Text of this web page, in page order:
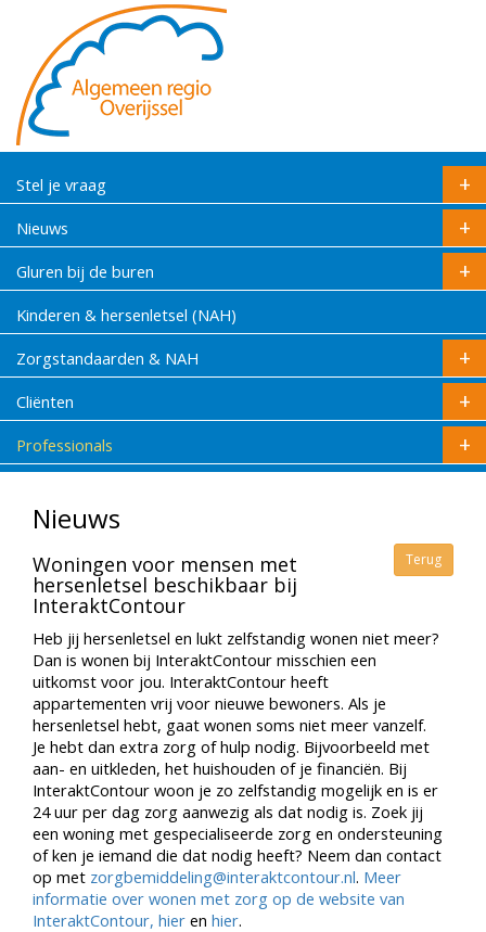
Stel je vraag
Nieuws
Gluren bij de buren
Kinderen & hersenletsel (NAH)
Zorgstandaarden & NAH
Cliënten
Professionals
Nieuws
Terug
Woningen voor mensen met
hersenletsel beschikbaar bij
InteraktContour
Heb jij hersenletsel en lukt zelfstandig wonen niet meer?
Dan is wonen bij InteraktContour misschien een
uitkomst voor jou. InteraktContour heeft
appartementen vrij voor nieuwe bewoners. Als je
hersenletsel hebt, gaat wonen soms niet meer vanzelf.
Je hebt dan extra zorg of hulp nodig. Bijvoorbeeld met
aan- en uitkleden, het huishouden of je financiën. Bij
InteraktContour woon je zo zelfstandig mogelijk en is er
24 uur per dag zorg aanwezig als dat nodig is. Zoek jij
een woning met gespecialiseerde zorg en ondersteuning
of ken je iemand die dat nodig heeft? Neem dan contact
op met zorgbemiddeling@interaktcontour.nl. Meer
informatie over wonen met zorg op de website van
InteraktContour, hier en hier.